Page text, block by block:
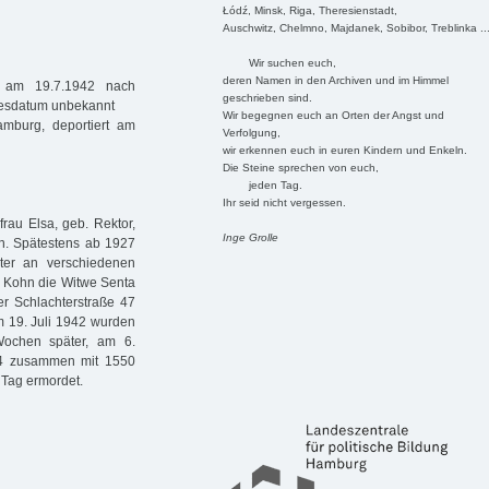
Łódź, Minsk, Riga, Theresienstadt,
Auschwitz, Chelmno, Majdanek, Sobibor, Treblinka
Wir suchen euch,
deren Namen in den Archiven und im Himmel
geschrieben sind.
Wir begegnen euch an Orten der Angst und
Verfolgung,
wir erkennen euch in euren Kindern und Enkeln.
Die Steine sprechen von euch,
jeden Tag.
Ihr seid nicht vergessen.
Inge Grolle
19.7.1942 nach
unbekannt
deportiert am
Elsa, geb. Rektor,
Spätestens ab 1927
an verschiedenen
die Witwe Senta
Schlachterstraße 47
19. Juli 1942 wurden
später, am 6.
zusammen mit 1550
ermordet.